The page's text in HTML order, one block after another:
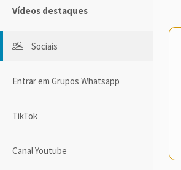
Vídeos destaques
Sociais
Entrar em Grupos Whatsapp
TikTok
Canal Youtube